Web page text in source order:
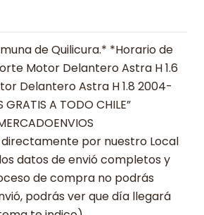
de Quilicura.* *Horario de
Motor Delantero Astra H 1.6
Delantero Astra H 1.8 2004-
GRATIS A TODO CHILE”
MERCADOENVIOS
directamente por nuestro Local
datos de envió completos y
de compra no podrás
podrás ver que día llegará